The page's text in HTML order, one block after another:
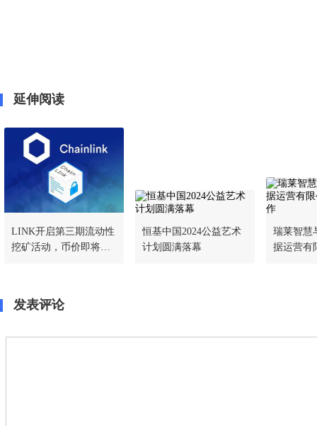
延伸阅读
LINK开启第三期流动性
挖矿活动，币价即将爆
恒基中国2024公益艺术
计划圆满落幕
瑞莱智慧
据运营有
发表评论